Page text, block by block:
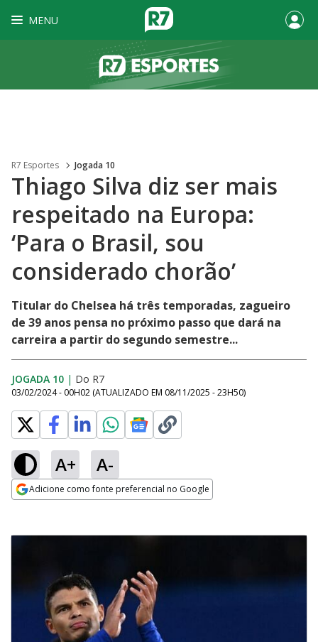
MENU
R7 Esportes Jogada 10
Thiago Silva diz ser mais
respeitado na Europa:
‘Para o Brasil, sou
considerado chorão’
Titular do Chelsea há três temporadas, zagueiro
de 39 anos pensa no próximo passo que dará na
carreira a partir do segundo semestre...
JOGADA 10 | Do R7
03/02/2024 - 00H02 (ATUALIZADO EM 08/11/2025 - 23H50)
A+ A-
Adicione como fonte preferencial no Google